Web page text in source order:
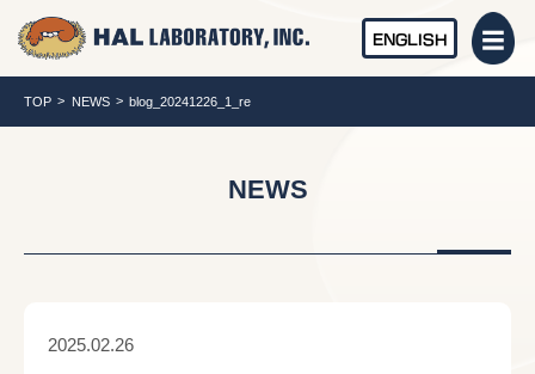
ENGLISH
TOP NEWS blog_20241226_1_re
NEWS
2025.02.26